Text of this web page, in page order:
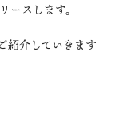
ースします。
紹介していきます